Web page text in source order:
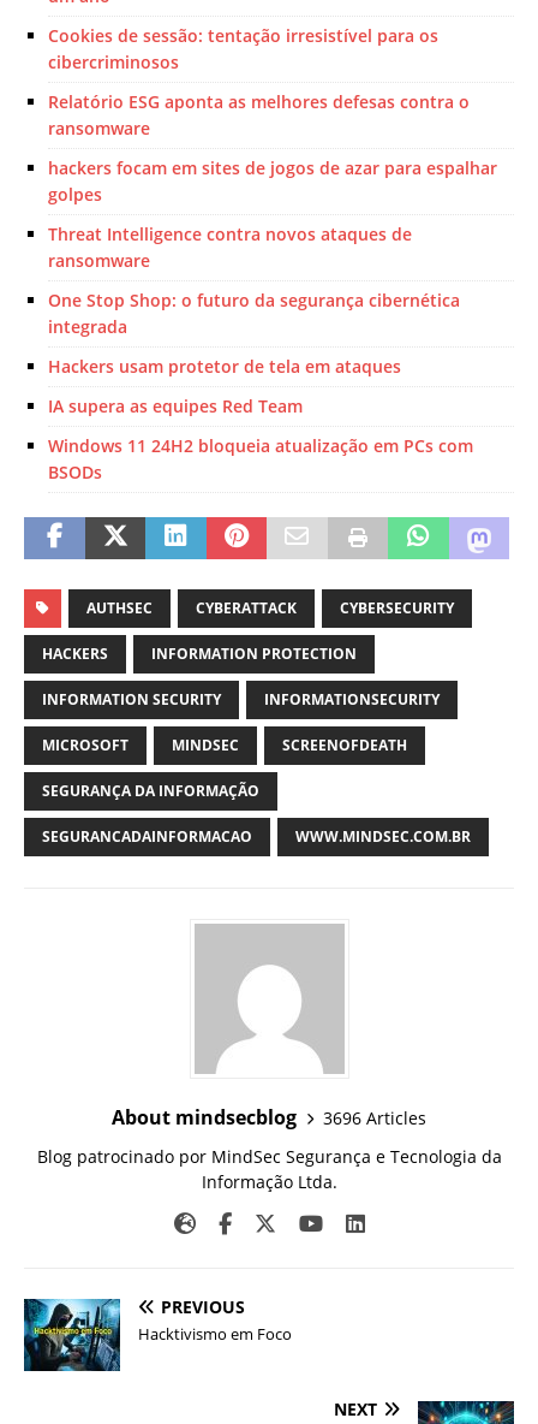
Cookies de sessão: tentação irresistível para os
cibercriminosos
Relatório ESG aponta as melhores defesas contra o
ransomware
hackers focam em sites de jogos de azar para espalhar
golpes
Threat Intelligence contra novos ataques de
ransomware
One Stop Shop: o futuro da segurança cibernética
integrada
Hackers usam protetor de tela em ataques
IA supera as equipes Red Team
Windows 11 24H2 bloqueia atualização em PCs com
BSODs
AUTHSEC CYBERATTACK CYBERSECURITY
HACKERS INFORMATION PROTECTION
INFORMATION SECURITY INFORMATIONSECURITY
MICROSOFT MINDSEC SCREENOFDEATH
SEGURANÇA DA INFORMAÇÃO
SEGURANCADAINFORMACAO WWW.MINDSEC.COM.BR
About mindsecblog
3696 Articles
Blog patrocinado por MindSec Segurança e Tecnologia da
Informação Ltda.
PREVIOUS
Hacktivismo em Foco
NEXT